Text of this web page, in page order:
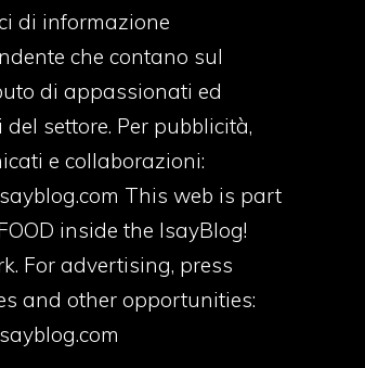
di informazione
che contano sul
di appassionati ed
del settore. Per pubblicità,
e collaborazioni:
This web is part
inside the IsayBlog!
For advertising, press
and other opportunities: